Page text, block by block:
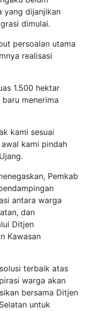
yang dijanjikan
dimulai.
persoalan utama
realisasi
1.500 hektar
menerima
kami sesuai
kami pindah
Pemkab
antara warga
dan
Ditjen
Kawasan
terbaik atas
warga akan
bersama Ditjen
untuk